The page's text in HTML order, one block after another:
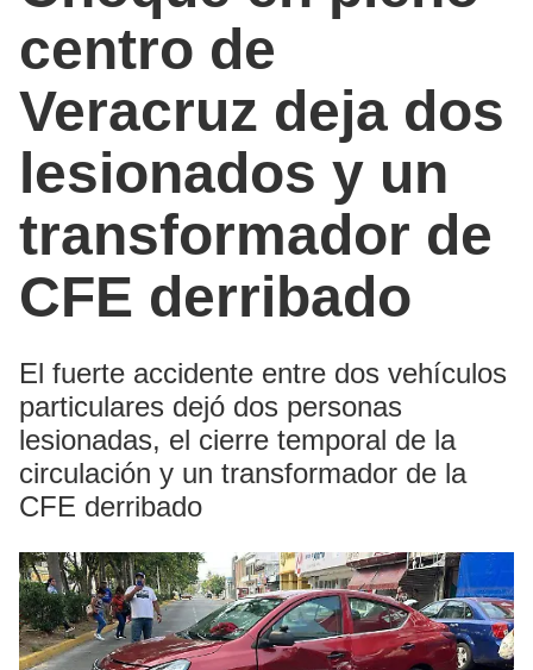
centro de
Veracruz deja dos
lesionados y un
transformador de
CFE derribado
El fuerte accidente entre dos vehículos
particulares dejó dos personas
lesionadas, el cierre temporal de la
circulación y un transformador de la
CFE derribado